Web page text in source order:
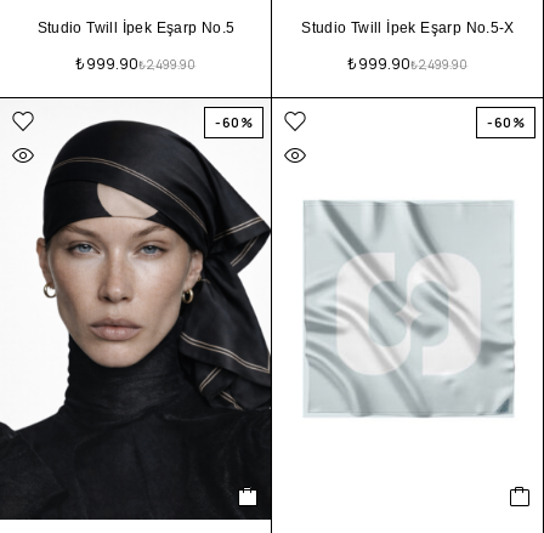
Studio Twill İpek Eşarp No.5
₺2,499.90
₺999.90
Studio Twill İpek Eşarp No.5-X
₺2,499.90
₺999.90
-60% -60%